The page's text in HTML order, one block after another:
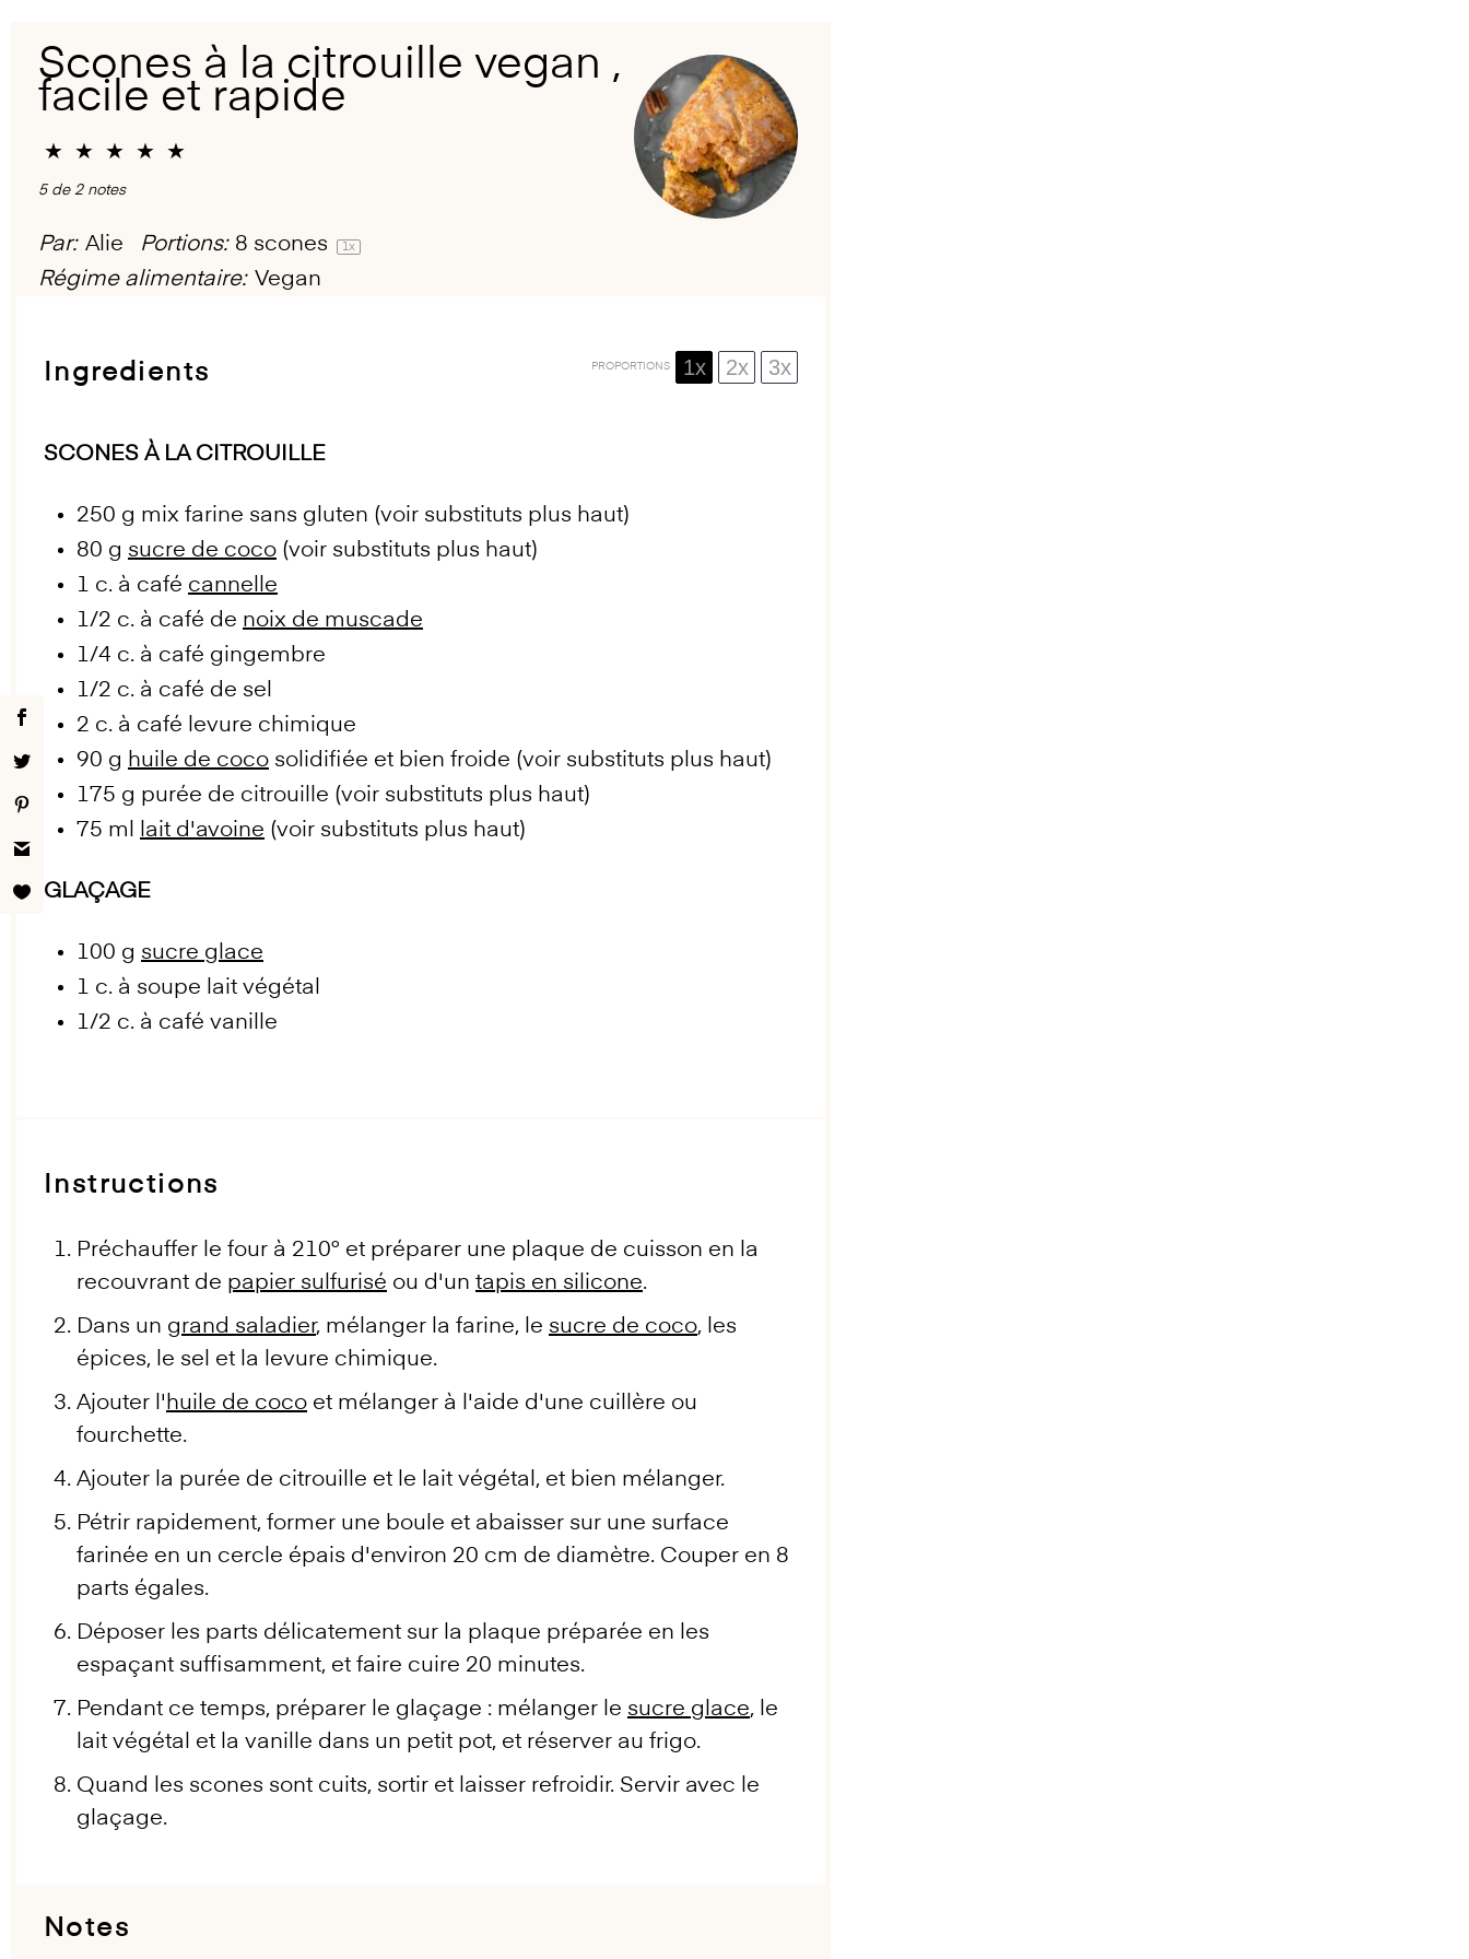
Scones à la citrouille vegan ,
facile et rapide
★ ★ ★ ★ ★
5de 2notes
Par: Alie Portions: 8 scones 1x
Régime alimentaire: Vegan
Ingredients PROPORTIONS 1x 2x 3x
SCONES À LA CITROUILLE
250 g mix farine sans gluten (voir substituts plus haut)
80 g sucre de coco (voir substituts plus haut)
1 c. à café cannelle
1/2 c. à café de noix de muscade
1/4 c. à café gingembre
1/2 c. à café de sel
2 c. à café levure chimique
90 g huile de coco solidifiée et bien froide (voir substituts plus haut)
175 g purée de citrouille (voir substituts plus haut)
75 ml lait d'avoine (voir substituts plus haut)
GLAÇAGE
100 g sucre glace
1 c. à soupe lait végétal
1/2 c. à café vanille
Instructions
Préchauffer le four à 210° et préparer une plaque de cuisson en la
recouvrant de papier sulfurisé ou d'un tapis en silicone.
Dans un grand saladier, mélanger la farine, le sucre de coco, les
épices, le sel et la levure chimique.
Ajouter l'huile de coco et mélanger à l'aide d'une cuillère ou
fourchette.
Ajouter la purée de citrouille et le lait végétal, et bien mélanger.
Pétrir rapidement, former une boule et abaisser sur une surface
farinée en un cercle épais d'environ 20 cm de diamètre. Couper en 8
parts égales.
Déposer les parts délicatement sur la plaque préparée en les
espaçant suffisamment, et faire cuire 20 minutes.
Pendant ce temps, préparer le glaçage : mélanger le sucre glace, le
lait végétal et la vanille dans un petit pot, et réserver au frigo.
Quand les scones sont cuits, sortir et laisser refroidir. Servir avec le
glaçage.
Notes